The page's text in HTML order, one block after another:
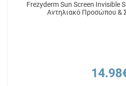
Frezyderm Sun Screen Invisible
Αντηλιακό Προσώπου &